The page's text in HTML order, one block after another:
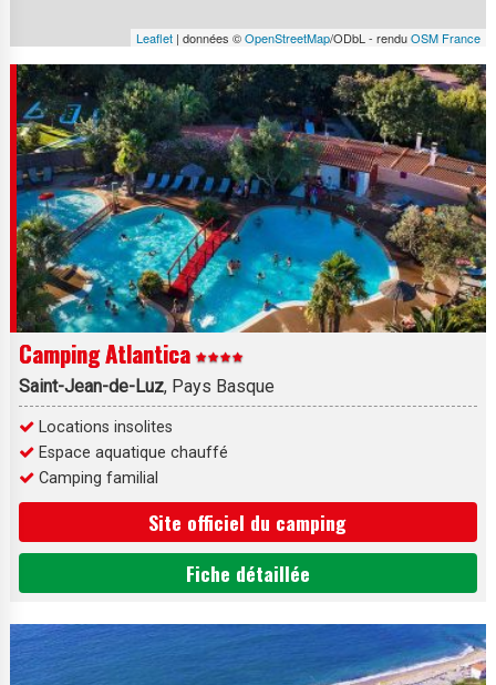
Leaflet | données ©OpenStreetMap/ODbL - renduOSM France
Camping Atlantica
Saint-Jean-de-Luz, Pays Basque
Locations insolites
Espace aquatique chauffé
Camping familial
Site officiel du camping
Fiche détaillée